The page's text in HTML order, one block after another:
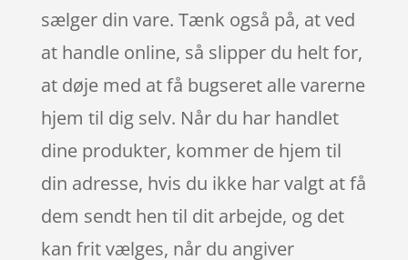
sælger din vare. Tænk også på, at ved
at handle online, så slipper du helt for,
at døje med at få bugseret alle varerne
hjem til dig selv. Når du har handlet
dine produkter, kommer de hjem til
din adresse, hvis du ikke har valgt at få
dem sendt hen til dit arbejde, og det
kan frit vælges, når du angiver